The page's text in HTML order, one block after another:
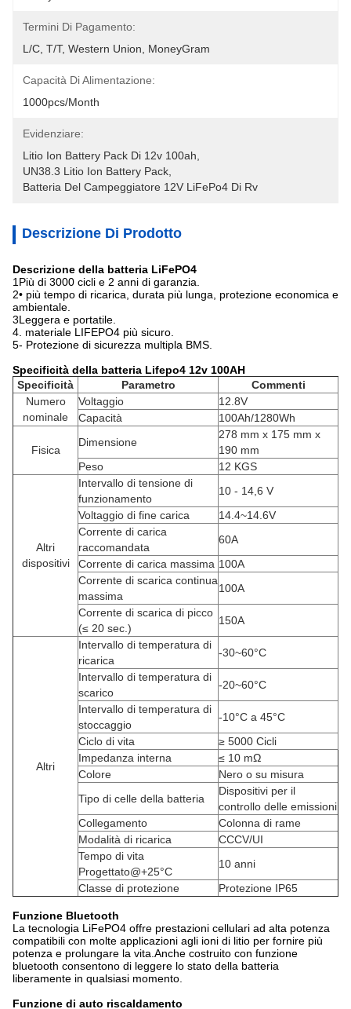
Termini Di Pagamento:
L/C, T/T, Western Union, MoneyGram
Capacità Di Alimentazione:
1000pcs/month
Evidenziare:
Litio Ion Battery Pack Di 12v 100ah
UN38.3 Litio Ion Battery Pack
Batteria Del Campeggiatore 12V LiFePo4 Di Rv
Descrizione Di Prodotto
Descrizione della batteria LiFePO4
1Più di 3000 cicli e 2 anni di garanzia.
2• più tempo di ricarica, durata più lunga, protezione economica e
ambientale.
3Leggera e portatile.
4. materiale LIFEPO4 più sicuro.
5- Protezione di sicurezza multipla BMS.
Specificità della batteria Lifepo4 12v 100AH
Specificità
Parametro
Commenti
Numero
nominale
Voltaggio
12.8V
Capacità
100Ah/1280Wh
Fisica
Dimensione
278 mm x 175 mm x
190 mm
Peso
12 KGS
Altri
dispositivi
Intervallo di tensione di
funzionamento
10 - 14,6 V
Voltaggio di fine carica
14.4~14.6V
Corrente di carica
raccomandata
60A
Corrente di carica massima 100A
Corrente di scarica continua
massima
100A
Corrente di scarica di picco
(≤ 20 sec.)
150A
Altri
Intervallo di temperatura di
ricarica
-30~60°C
Intervallo di temperatura di
scarico
-20~60°C
Intervallo di temperatura di
stoccaggio
-10°C a 45°C
Ciclo di vita
≥ 5000 Cicli
Impedanza interna
≤ 10 mΩ
Colore
Nero o su misura
Tipo di celle della batteria
Dispositivi per il
controllo delle emissioni
Collegamento
Colonna di rame
Modalità di ricarica
CCCV/UI
Tempo di vita
Progettato@+25°C
10 anni
Classe di protezione
Protezione IP65
Funzione Bluetooth
La tecnologia LiFePO4 offre prestazioni cellulari ad alta potenza
compatibili con molte applicazioni agli ioni di litio per fornire più
potenza e prolungare la vita.Anche costruito con funzione
bluetooth consentono di leggere lo stato della batteria
liberamente in qualsiasi momento.
Funzione di auto riscaldamento